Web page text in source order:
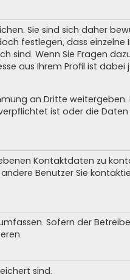
Sie sind sich daher
festlegen, dass
sind. Wenn Sie Fragen
aus Ihrem Profil ist
an Dritte
ist oder die
Kontaktdaten zu
Benutzer Sie
Sofern der
sind.